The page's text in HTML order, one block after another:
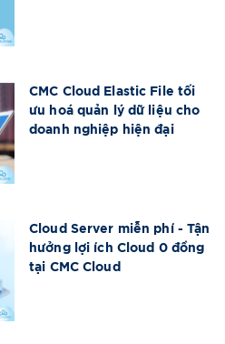
CMC Cloud Elastic File tối
ưu hoá quản lý dữ liệu cho
doanh nghiệp hiện đại
Cloud Server miễn phí - Tận
hưởng lợi ích Cloud 0 đồng
tại CMC Cloud